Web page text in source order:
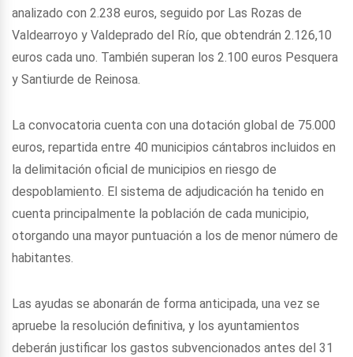
analizado con 2.238 euros, seguido por Las Rozas de
Valdearroyo y Valdeprado del Río, que obtendrán 2.126,10
euros cada uno. También superan los 2.100 euros Pesquera
y Santiurde de Reinosa.
La convocatoria cuenta con una dotación global de 75.000
euros, repartida entre 40 municipios cántabros incluidos en
la delimitación oficial de municipios en riesgo de
despoblamiento. El sistema de adjudicación ha tenido en
cuenta principalmente la población de cada municipio,
otorgando una mayor puntuación a los de menor número de
habitantes.
Las ayudas se abonarán de forma anticipada, una vez se
apruebe la resolución definitiva, y los ayuntamientos
deberán justificar los gastos subvencionados antes del 31